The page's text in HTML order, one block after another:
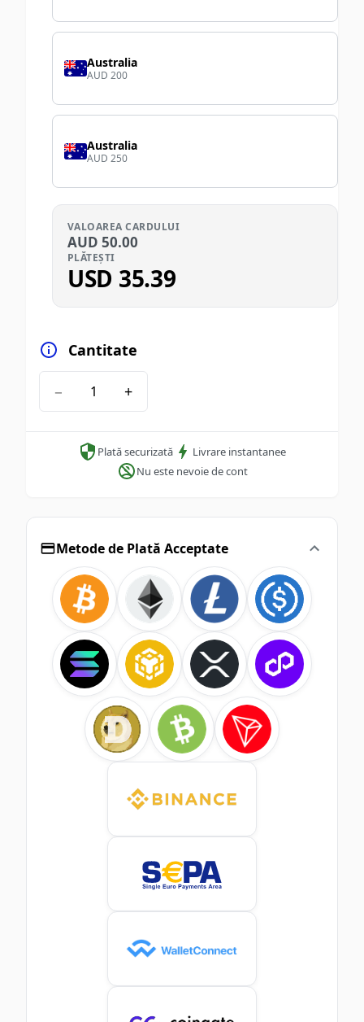
Australia
AUD 200
Australia
AUD 250
VALOAREA CARDULUI
AUD 50.00
PLĂTEȘTI
USD 35.39
Cantitate
− +
Plată securizată
Livrare instantanee
Nu este nevoie de cont
Metode de Plată Acceptate